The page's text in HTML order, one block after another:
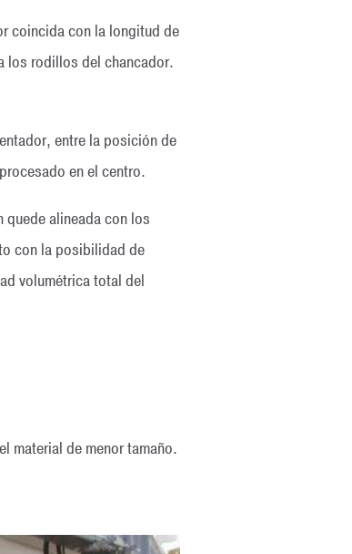
coincida con la longitud de
los rodillos del chancador.
entre la posición de
en el centro.
alineada con los
con la posibilidad de
volumétrica total del
material de menor tamaño.